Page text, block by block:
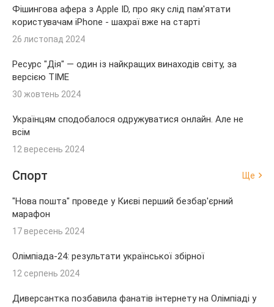
Фішингова афера з Apple ID, про яку слід пам'ятати
користувачам iPhone - шахраї вже на старті
26 листопад 2024
Ресурс "Дія" — один із найкращих винаходів світу, за
версією TIME
30 жовтень 2024
Українцям сподобалося одружуватися онлайн. Але не
всім
12 вересень 2024
Спорт Ще
"Нова пошта" проведе у Києві перший безбар'єрний
марафон
17 вересень 2024
Олімпіада-24: результати української збірної
12 серпень 2024
Диверсантка позбавила фанатів інтернету на Олімпіаді у